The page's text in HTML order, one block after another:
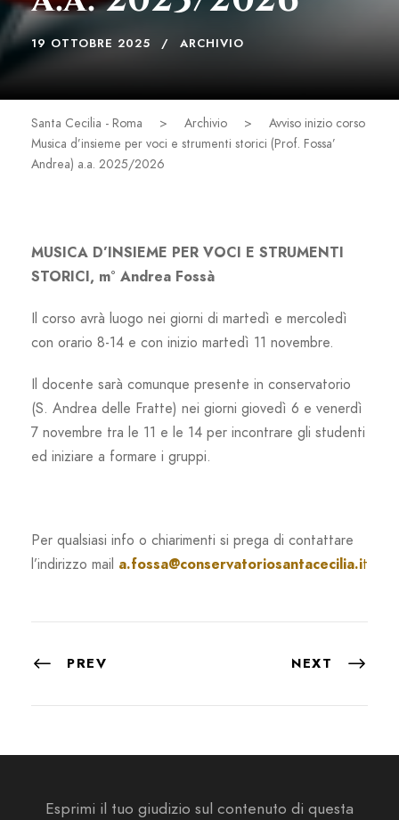
19 OTTOBRE 2025 ARCHIVIO
Santa Cecilia - Roma > Archivio >
Avviso inizio corso
Musica d’insieme per voci e strumenti storici (Prof. Fossa’
Andrea) a.a. 2025/2026
MUSICA D’INSIEME PER VOCI E STRUMENTI
STORICI, m° Andrea Fossà
Il corso avrà luogo nei giorni di martedì e mercoledì
con orario 8-14 e con inizio martedì 11 novembre.
Il docente sarà comunque presente in conservatorio
(S. Andrea delle Fratte) nei giorni giovedì 6 e venerdì
7 novembre tra le 11 e le 14 per incontrare gli studenti
ed iniziare a formare i gruppi.
Per qualsiasi info o chiarimenti si prega di contattare
l’indirizzo mail a.fossa@conservatoriosantacecilia.it
PREV NEXT
Esprimi il tuo giudizio sul contenuto di questa